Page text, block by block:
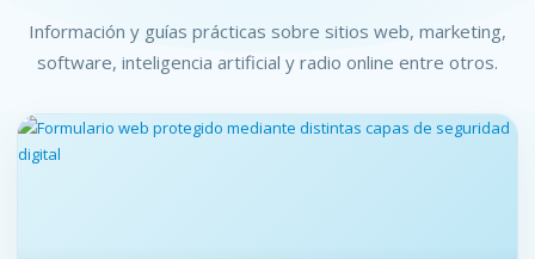
Información y guías prácticas sobre sitios web, marketing,
software, inteligencia artificial y radio online entre otros.